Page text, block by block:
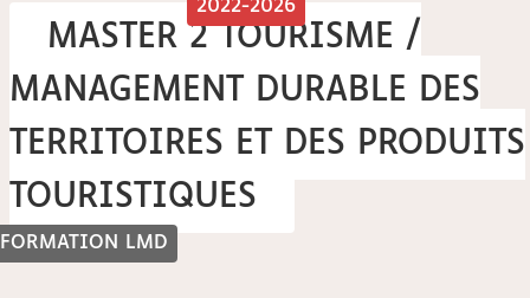
FORMATION LMD
2022-2026
MASTER 2 TOURISME /
MANAGEMENT DURABLE DES
TERRITOIRES ET DES PRODUITS
TOURISTIQUES